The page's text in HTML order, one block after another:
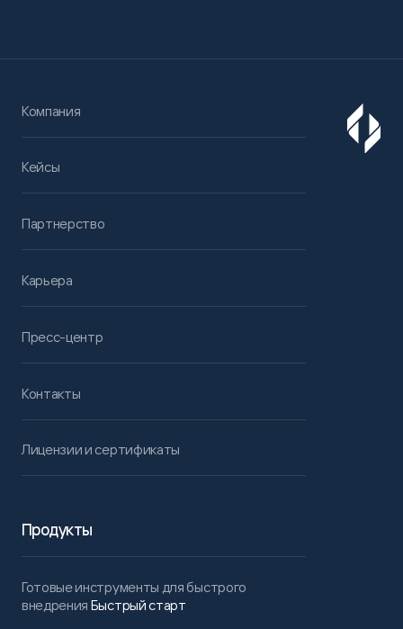
Компания
Кейсы
Партнерство
Карьера
Пресс-центр
Контакты
Лицензии и сертификаты
Продукты
Готовые инструменты для быстрого
внедрения Быстрый старт